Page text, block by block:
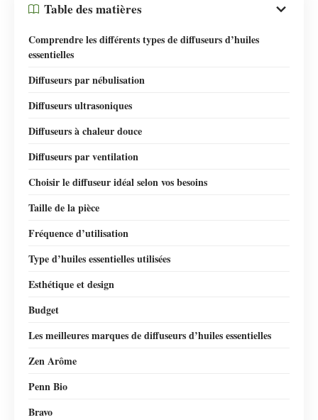
Table des matières
Comprendre les différents types de diffuseurs d’huiles
essentielles
Diffuseurs par nébulisation
Diffuseurs ultrasoniques
Diffuseurs à chaleur douce
Diffuseurs par ventilation
Choisir le diffuseur idéal selon vos besoins
Taille de la pièce
Fréquence d’utilisation
Type d’huiles essentielles utilisées
Esthétique et design
Budget
Les meilleures marques de diffuseurs d’huiles essentielles
Zen Arôme
Penn Bio
Bravo